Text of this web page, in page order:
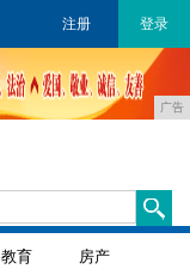
注册 登录
广告
教育
房产